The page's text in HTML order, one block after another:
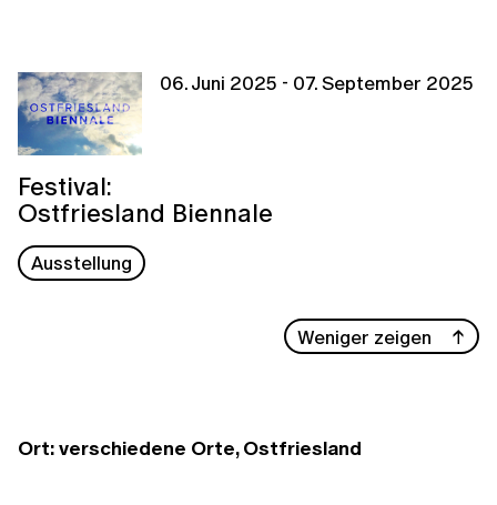
06. Juni 2025 - 07. September 2025
Festival:
Ostfriesland Biennale
Ausstellung
Weniger zeigen
Ort: verschiedene Orte, Ostfriesland